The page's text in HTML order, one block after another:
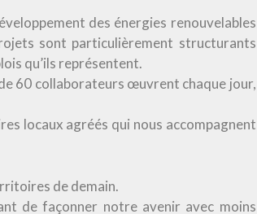
des énergies renouvelables
sont particulièrement structurants
qu’ils représentent.
60 collaborateurs œuvrent chaque jour,
locaux agréés qui nous accompagnent
de demain.
de façonner notre avenir avec moins